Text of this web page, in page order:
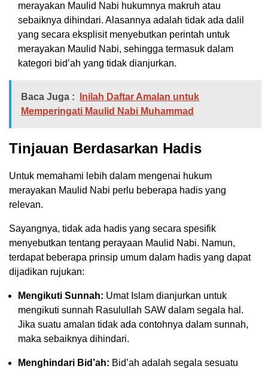
merayakan Maulid Nabi hukumnya makruh atau
sebaiknya dihindari. Alasannya adalah tidak ada dalil
yang secara eksplisit menyebutkan perintah untuk
merayakan Maulid Nabi, sehingga termasuk dalam
kategori bid’ah yang tidak dianjurkan.
Baca Juga :
Inilah Daftar Amalan untuk
Memperingati Maulid Nabi Muhammad
Tinjauan Berdasarkan Hadis
Untuk memahami lebih dalam mengenai hukum
merayakan Maulid Nabi perlu beberapa hadis yang
relevan.
Sayangnya, tidak ada hadis yang secara spesifik
menyebutkan tentang perayaan Maulid Nabi. Namun,
terdapat beberapa prinsip umum dalam hadis yang dapat
dijadikan rujukan:
Mengikuti Sunnah: Umat Islam dianjurkan untuk
mengikuti sunnah Rasulullah SAW dalam segala hal.
Jika suatu amalan tidak ada contohnya dalam sunnah,
maka sebaiknya dihindari.
Menghindari Bid’ah: Bid’ah adalah segala sesuatu